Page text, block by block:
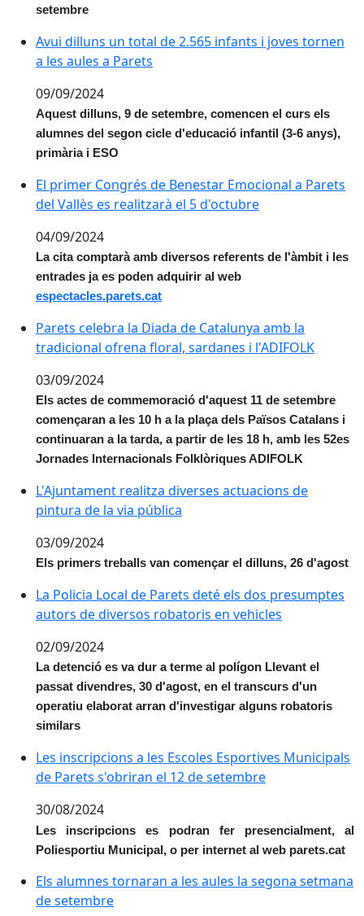
setembre
Avui dilluns un total de 2.565 infants i joves tornen a
Avui dilluns un total de 2.565 infants i joves tornen
a les aules a Parets
09/09/2024
Aquest dilluns, 9 de setembre, comencen el curs els
alumnes del segon cicle d'educació infantil (3-6 anys),
primària i ESO
El primer Congrés de Benestar Emocional a Parets
El primer Congrés de Benestar Emocional a Parets
del Vallès es realitzarà el 5 d'octubre
04/09/2024
La cita comptarà amb diversos referents de l'àmbit i les
entrades ja es poden adquirir al web
espectacles.parets.cat
Parets celebra la Diada de Catalunya amb la
Parets celebra la Diada de Catalunya amb la
tradicional ofrena floral, sardanes i l'ADIFOLK
03/09/2024
Els actes de commemoració d'aquest 11 de setembre
començaran a les 10 h a la plaça dels Països Catalans i
continuaran a la tarda, a partir de les 18 h, amb les 52es
Jornades Internacionals Folklòriques ADIFOLK
L'Ajuntament realitza diverses actuacions de pintura
L'Ajuntament realitza diverses actuacions de
pintura de la via pública
03/09/2024
Els primers treballs van començar el dilluns, 26 d'agost
La Policia Local de Parets deté els dos presumptes
La Policia Local de Parets deté els dos presumptes
autors de diversos robatoris en vehicles
02/09/2024
La detenció es va dur a terme al polígon Llevant el
passat divendres, 30 d'agost, en el transcurs d'un
operatiu elaborat arran d'investigar alguns robatoris
similars
Les inscripcions a les Escoles Esportives Municipals
Les inscripcions a les Escoles Esportives Municipals
de Parets s'obriran el 12 de setembre
30/08/2024
Les inscripcions es podran fer presencialment, al
Poliesportiu Municipal, o per internet al web parets.cat
Els alumnes tornaran a les aules la segona setmana
Els alumnes tornaran a les aules la segona setmana
de setembre